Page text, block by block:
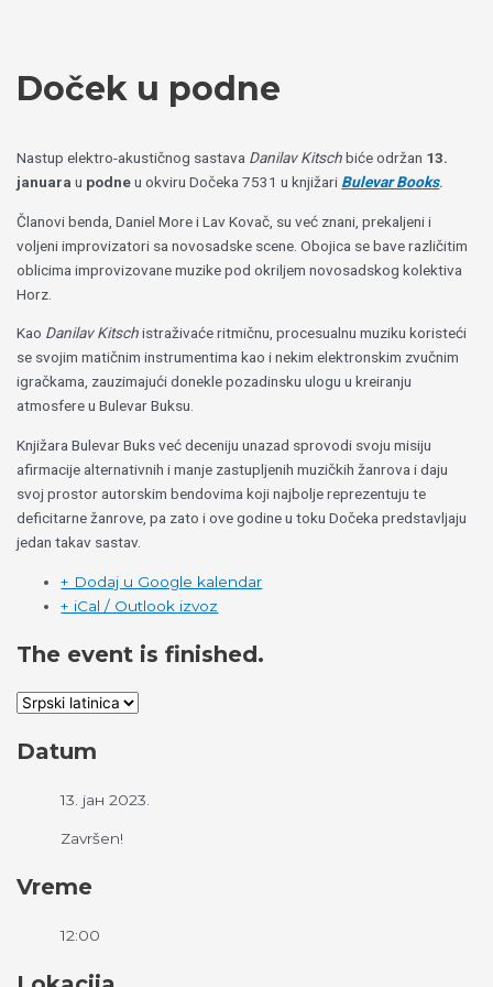
Doček u podne
Nastup elektro-akustičnog sastava Danilav Kitschbiće održan 13.
januara u podneu okviru Dočeka 7531 u knjižari Bulevar Books.
Članovi benda, Daniel More i Lav Kovač, su već znani, prekaljeni i
voljeni improvizatori sa novosadske scene. Obojica se bave različitim
oblicima improvizovane muzike pod okriljem novosadskog kolektiva
Horz.
Kao Danilav Kitschistraživaće ritmičnu, procesualnu muziku koristeći
se svojim matičnim instrumentima kao i nekim elektronskim zvučnim
igračkama, zauzimajući donekle pozadinsku ulogu u kreiranju
atmosfere u Bulevar Buksu.
Knjižara Bulevar Buks već deceniju unazad sprovodi svoju misiju
afirmacije alternativnih i manje zastupljenih muzičkih žanrova i daju
svoj prostor autorskim bendovima koji najbolje reprezentuju te
deficitarne žanrove, pa zato i ove godine u toku Dočeka predstavljaju
jedan takav sastav.
+ Dodaj u Google kalendar
+ iCal / Outlook izvoz
The event is finished.
Datum
13. јан 2023.
Završen!
Vreme
12:00